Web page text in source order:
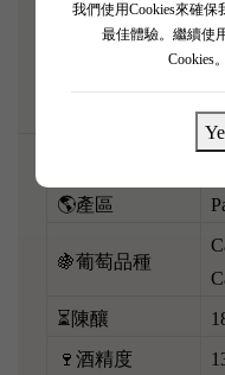
我們使用Cookies來確
最佳體驗。繼續使
Cookies。
嘅一級莊，最啱配
腩，強烈肉香將酒香
🌎產區
🍇葡萄品種
⏳陳釀
🍷酒精度